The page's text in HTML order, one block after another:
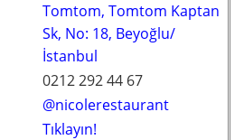
Tomtom, Tomtom Kaptan
Sk, No: 18, Beyoğlu/
İstanbul
0212 292 44 67
@nicolerestaurant
Tıklayın!